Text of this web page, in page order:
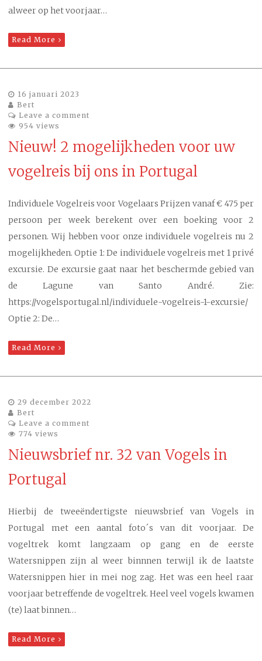
alweer op het voorjaar…
Read More
16 januari 2023
Bert
Leave a comment
954 views
Nieuw! 2 mogelijkheden voor uw
vogelreis bij ons in Portugal
Individuele Vogelreis voor Vogelaars Prijzen vanaf € 475 per
persoon per week berekent over een boeking voor 2
personen. Wij hebben voor onze individuele vogelreis nu 2
mogelijkheden. Optie 1: De individuele vogelreis met 1 privé
excursie. De excursie gaat naar het beschermde gebied van
de Lagune van Santo André. Zie:
https://vogelsportugal.nl/individuele-vogelreis-1-excursie/
Optie 2: De…
Read More
29 december 2022
Bert
Leave a comment
774 views
Nieuwsbrief nr. 32 van Vogels in
Portugal
Hierbij de tweeëndertigste nieuwsbrief van Vogels in
Portugal met een aantal foto´s van dit voorjaar. De
vogeltrek komt langzaam op gang en de eerste
Watersnippen zijn al weer binnnen terwijl ik de laatste
Watersnippen hier in mei nog zag. Het was een heel raar
voorjaar betreffende de vogeltrek. Heel veel vogels kwamen
(te) laat binnen…
Read More